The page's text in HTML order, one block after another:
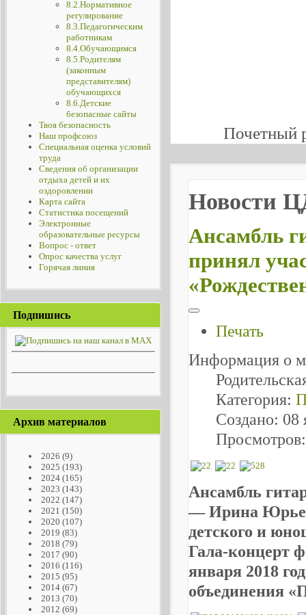
8.2.Нормативное
регулирование
8.3.Педагогическим
работникам
8.4.Обучающимся
8.5.Родителям
(законным
представителям)
обучающихся
8.6.Детские
безопасные сайты
Твоя безопасность
Наш профсоюз
Специальная оценка условий
труда
Сведения об организации
отдыха детей и их
оздоровлении
Карта сайта
Статистика посещений
Электронные
образовательные ресурсы
Вопрос - ответ
Опрос качества услуг
Горячая линия
Подпишись
Архив материалов
2026 (9)
2025 (193)
2024(165)
2023 (143)
2022 (147)
2021 (150)
2020 (107)
2019 (83)
2018 (79)
2017 (90)
2016 (116)
2015 (95)
2014(67)
2013 (70)
2012 (69)
Почетный
Новости
Ансамбль
принял
Печать
Информация о
Категория:
Создано: 08
Ансамбль
— Ирина
детского и
Гала-концерт
января 2018
объединения